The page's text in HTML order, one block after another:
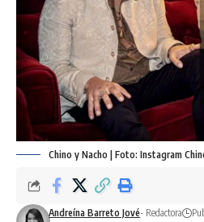
Chino y Nacho | Foto: Instagram
Andreína Barreto Jové- Redactora